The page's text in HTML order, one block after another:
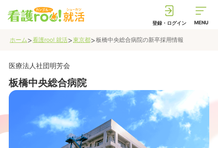
登録・ログイン MENU
ホーム>看護roo! 就活>東京都>板橋中央総合病院の新卒採用情報
医療法人社団明芳会
板橋中央総合病院